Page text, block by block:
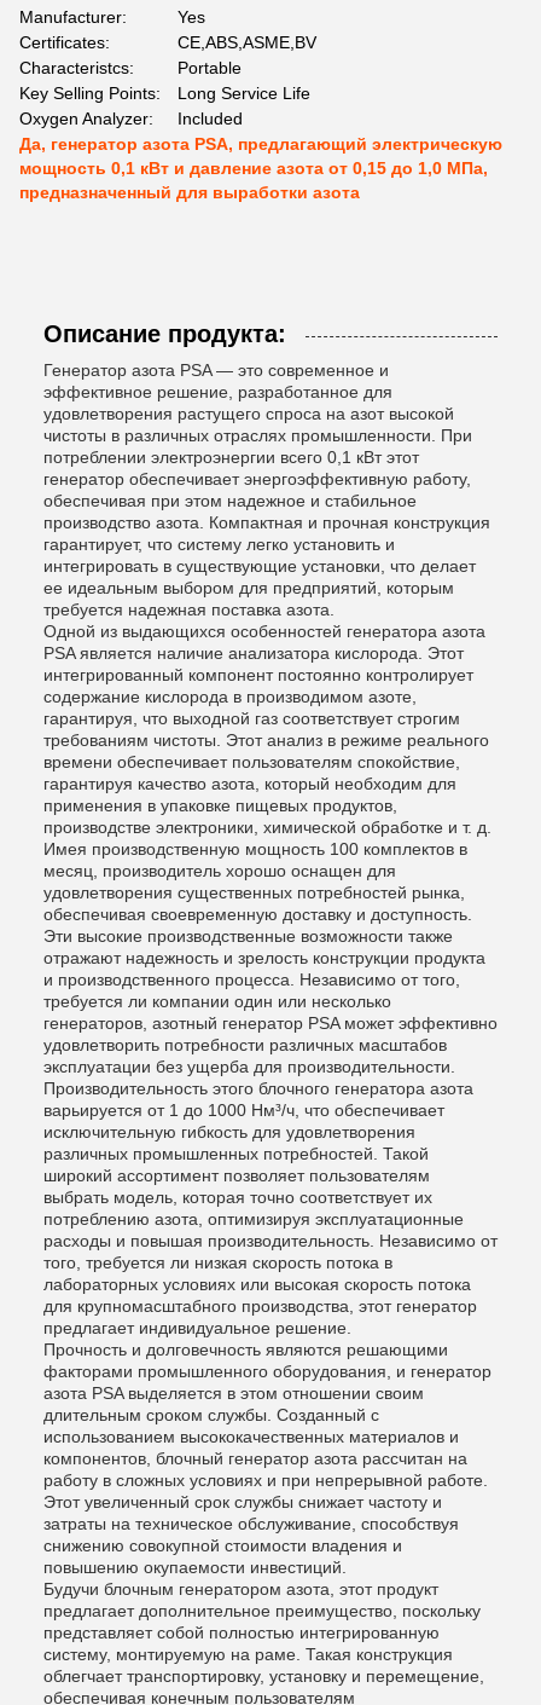
Manufacturer:
Yes
Certificates:
CE,ABS,ASME,BV
Characteristcs:
Portable
Key Selling Points:
Long Service Life
Oxygen Analyzer:
Included
Да, генератор азота PSA, предлагающий электрическую
мощность 0,1 кВт и давление азота от 0,15 до 1,0 МПа,
предназначенный для выработки азота
Описание продукта:
Генератор азота PSA — это современное и
эффективное решение, разработанное для
удовлетворения растущего спроса на азот высокой
чистоты в различных отраслях промышленности. При
потреблении электроэнергии всего 0,1 кВт этот
генератор обеспечивает энергоэффективную работу,
обеспечивая при этом надежное и стабильное
производство азота. Компактная и прочная конструкция
гарантирует, что систему легко установить и
интегрировать в существующие установки, что делает
ее идеальным выбором для предприятий, которым
требуется надежная поставка азота.
Одной из выдающихся особенностей генератора азота
PSA является наличие анализатора кислорода. Этот
интегрированный компонент постоянно контролирует
содержание кислорода в производимом азоте,
гарантируя, что выходной газ соответствует строгим
требованиям чистоты. Этот анализ в режиме реального
времени обеспечивает пользователям спокойствие,
гарантируя качество азота, который необходим для
применения в упаковке пищевых продуктов,
производстве электроники, химической обработке и т. д.
Имея производственную мощность 100 комплектов в
месяц, производитель хорошо оснащен для
удовлетворения существенных потребностей рынка,
обеспечивая своевременную доставку и доступность.
Эти высокие производственные возможности также
отражают надежность и зрелость конструкции продукта
и производственного процесса. Независимо от того,
требуется ли компании один или несколько
генераторов, азотный генератор PSA может эффективно
удовлетворить потребности различных масштабов
эксплуатации без ущерба для производительности.
Производительность этого блочного генератора азота
варьируется от 1 до 1000 Нм³/ч, что обеспечивает
исключительную гибкость для удовлетворения
различных промышленных потребностей. Такой
широкий ассортимент позволяет пользователям
выбрать модель, которая точно соответствует их
потреблению азота, оптимизируя эксплуатационные
расходы и повышая производительность. Независимо от
того, требуется ли низкая скорость потока в
лабораторных условиях или высокая скорость потока
для крупномасштабного производства, этот генератор
предлагает индивидуальное решение.
Прочность и долговечность являются решающими
факторами промышленного оборудования, и генератор
азота PSA выделяется в этом отношении своим
длительным сроком службы. Созданный с
использованием высококачественных материалов и
компонентов, блочный генератор азота рассчитан на
работу в сложных условиях и при непрерывной работе.
Этот увеличенный срок службы снижает частоту и
затраты на техническое обслуживание, способствуя
снижению совокупной стоимости владения и
повышению окупаемости инвестиций.
Будучи блочным генератором азота, этот продукт
предлагает дополнительное преимущество, поскольку
представляет собой полностью интегрированную
систему, монтируемую на раме. Такая конструкция
облегчает транспортировку, установку и перемещение,
обеспечивая конечным пользователям